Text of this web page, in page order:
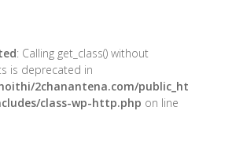
: Calling get_class() without
is deprecated in
2chanantena.com/public_ht
class-wp-http.php on line